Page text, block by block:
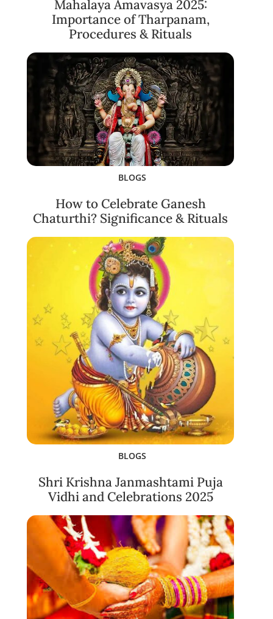
Mahalaya Amavasya 2025:
Importance of Tharpanam,
Procedures & Rituals
BLOGS
How to Celebrate Ganesh
Chaturthi? Significance & Rituals
BLOGS
Shri Krishna Janmashtami Puja
Vidhi and Celebrations 2025